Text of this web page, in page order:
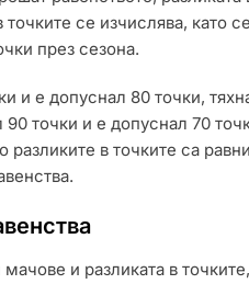
се изчислява, като
през сезона.
и е допуснал 80 точки,
точки и е допуснал 70
в точките са
и разликата в